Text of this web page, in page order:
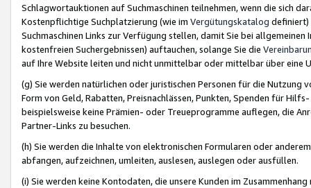
Schlagwortauktionen auf Suchmaschinen teilnehmen, wenn die sich
Kostenpflichtige Suchplatzierung (wie im Vergütungskatalog definiert)
Suchmaschinen Links zur Verfügung stellen, damit Sie bei
kostenfreien Suchergebnissen) auftauchen, solange Sie die
auf Ihre Website leiten und nicht unmittelbar oder mittelbar über eine
(g) Sie werden natürlichen oder juristischen Personen für die Nutzung
Form von Geld, Rabatten, Preisnachlässen, Punkten, Spenden für
beispielsweise keine Prämien- oder Treueprogramme auflegen, die
Partner-Links zu besuchen.
(h) Sie werden die Inhalte von elektronischen Formularen oder
abfangen, aufzeichnen, umleiten, auslesen, auslegen oder ausfüllen.
(i) Sie werden keine Kontodaten, die unsere Kunden im